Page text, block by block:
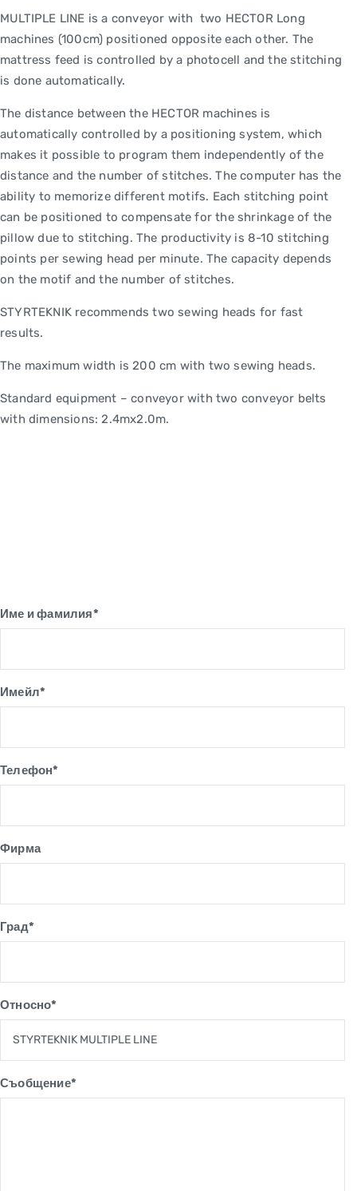
MULTIPLE LINE is a conveyor with two HECTOR Long
machines (100cm) positioned opposite each other. The
mattress feed is controlled by a photocell and the stitching
is done automatically.
The distance between the HECTOR machines is
automatically controlled by a positioning system, which
makes it possible to program them independently of the
distance and the number of stitches. The computer has the
ability to memorize different motifs. Each stitching point
can be positioned to compensate for the shrinkage of the
pillow due to stitching. The productivity is 8-10 stitching
points per sewing head per minute. The capacity depends
on the motif and the number of stitches.
STYRTEKNIK recommends two sewing heads for fast
results.
The maximum width is 200 cm with two sewing heads.
Standard equipment – ​​conveyor with two conveyor belts
with dimensions: 2.4mx2.0m.
Име и фамилия*
Имейл*
Телефон*
Фирма
Град*
Относно*
Съобщение*